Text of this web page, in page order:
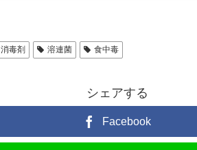
消毒剤 溶連菌 食中毒
シェアする
Facebook